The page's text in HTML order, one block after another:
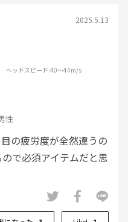
2025.5.13
ヘッドスピード:40～44m/s
性
の疲労度が全然違うの
で必須アイテムだと思